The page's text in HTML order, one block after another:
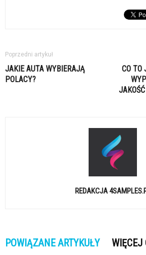
Poprzedni artykuł
JAKIE AUTA WYBIERAJĄ
POLACY?
CO TO
REDAKCJA
POWIĄZANE ARTYKUŁY WIĘCEJ